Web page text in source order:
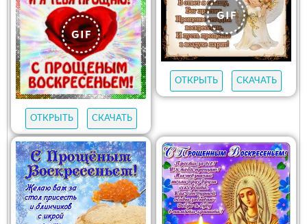
ОТКРЫТЬ СКАЧАТЬ
ОТКРЫТЬ СКАЧАТЬ